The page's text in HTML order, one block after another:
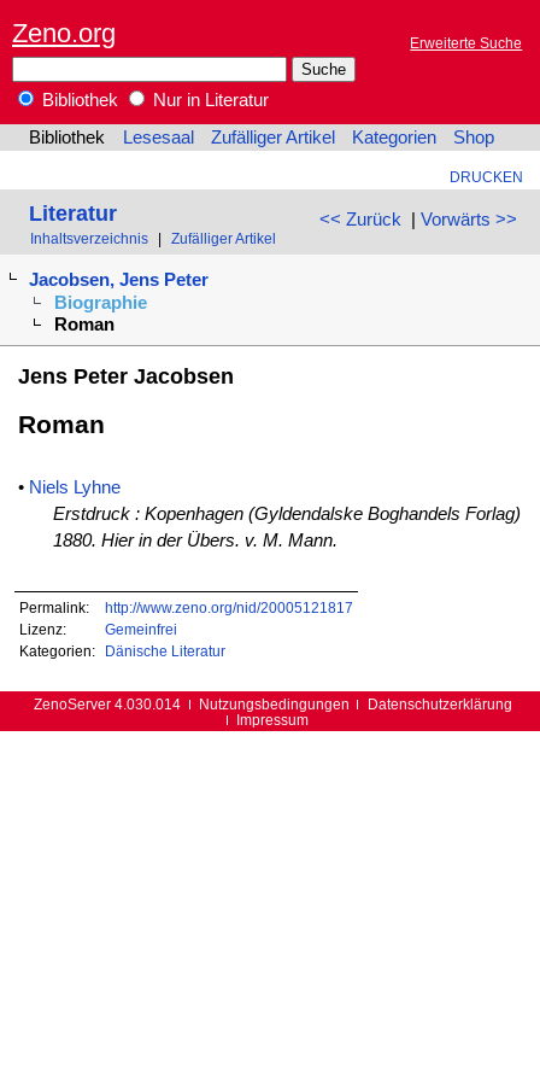
Zeno.org Erweiterte Suche
Bibliothek
Nur in Literatur
Bibliothek
Lesesaal Zufälliger Artikel Kategorien Shop
DRUCKEN
<< Zurück | Vorwärts >>
Literatur
Inhaltsverzeichnis Zufälliger Artikel
Jacobsen, Jens Peter
Biographie
Roman
Jens Peter Jacobsen
Roman
• Niels Lyhne
Erstdruck : Kopenhagen (Gyldendalske Boghandels Forlag)
1880. Hier in der Übers. v. M. Mann.
Permalink:
http://www.zeno.org/nid/20005121817
Lizenz:
Gemeinfrei
Kategorien:
Dänische Literatur
ZenoServer 4.030.014 Nutzungsbedingungen
Datenschutzerklärung
Impressum